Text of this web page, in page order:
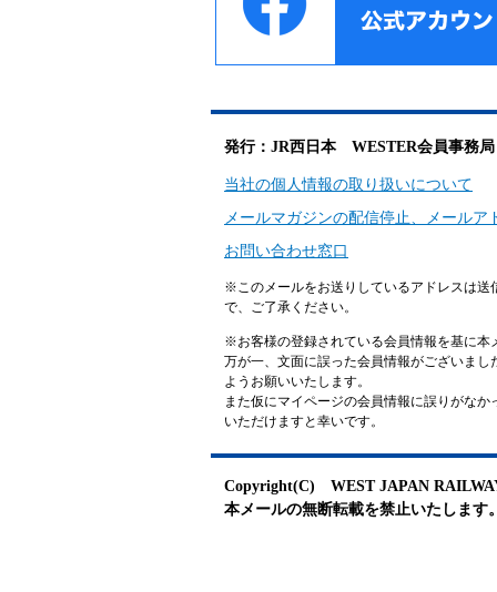
発行：JR西日本 WESTER会員事務局
当社の個人情報の取り扱いについて
メールマガジンの配信停止、メールア
お問い合わせ窓口
※このメールをお送りしているアドレスは送
で、ご了承ください。
※お客様の登録されている会員情報を基に本
万が一、文面に誤った会員情報がございま
ようお願いいたします。
また仮にマイページの会員情報に誤りがな
いただけますと幸いです。
Copyright(C) WEST JAPAN
本メールの無断転載を禁止いたします